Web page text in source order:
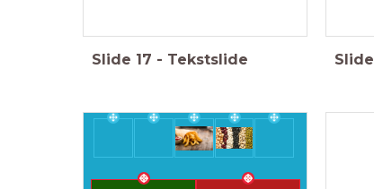
Slide 17 - Tekstslide Slide